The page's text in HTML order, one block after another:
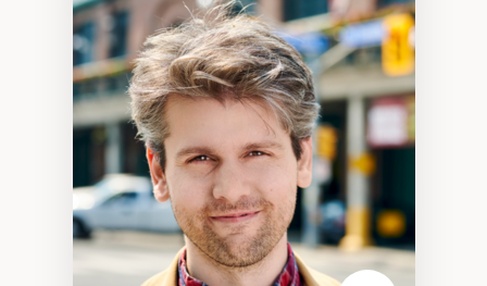
Travail social, action et justice sociale
Fondements de l’intervention et des
nouvelles pratiques en travail social et en
éducation inclusive
Minorités linguistiques, offre active et
francophonie plurielle en contexte
linguistique minoritaire
Études critiques sur le handicap, la
neurodiversité, l'agentivité et les injustices
épistémiques
Intersectionnalité et réalités 2SLGBTQ+
Méthodes d’interventions et approches
antiraciste, décoloniale, anti-oppressive
Approche interculturelle critique
Pair-aidance, proche aidance, famille
choisie et soutien mutuel